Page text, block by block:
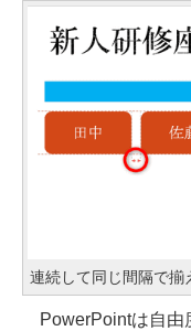
連続して同じ間隔で揃
PowerPointは自由